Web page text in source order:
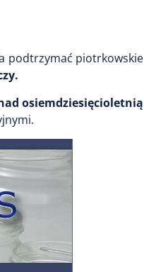
podtrzymać piotrkowskie
osiemdziesięcioletnią